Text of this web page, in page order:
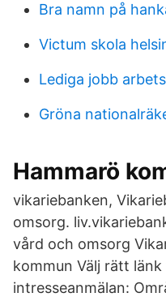
Bra namn på
Victum skola
Lediga jobb
Gröna
Hammarö
vikariebanken,
omsorg.
vård och omsorg
kommun Välj rätt
intresseanmälan: